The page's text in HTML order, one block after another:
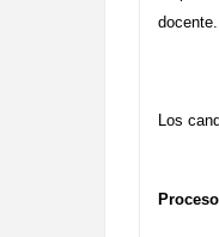
docente.
Los